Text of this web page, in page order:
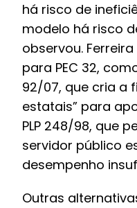
há risco de
modelo há risco
observou.
para PEC 32,
92/07, que cria a
estatais” para
PLP 248/98, que
servidor público
desempenho
Outras